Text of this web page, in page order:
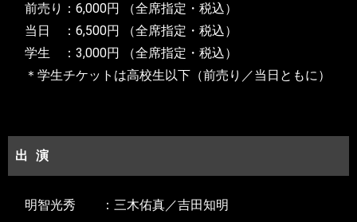
前売り：6,000円
（全席指定・税込）
当日 ：6,500円
（全席指定・税込）
学生 ：3,000円 （全席指定・税込）
＊学生チケットは高校生以下（前売り／当日ともに）
出演
明智光秀 ：三木佑真／吉田知明